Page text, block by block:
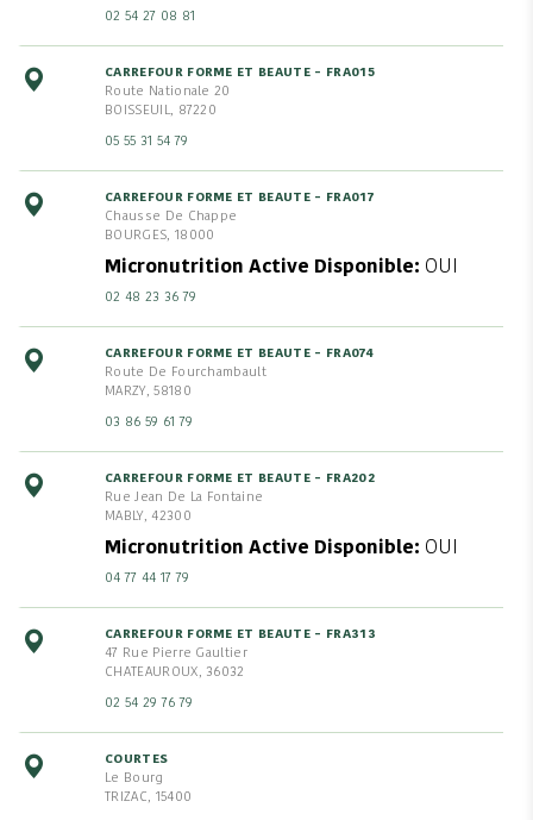
02 54 27 08 81
CARREFOUR FORME ET BEAUTE - FRA015
Route Nationale 20
BOISSEUIL, 87220
05 55 31 54 79
CARREFOUR FORME ET BEAUTE - FRA017
Chausse De Chappe
BOURGES, 18000
Micronutrition Active Disponible OUI
02 48 23 36 79
CARREFOUR FORME ET BEAUTE - FRA074
Route De Fourchambault
MARZY, 58180
03 86 59 61 79
CARREFOUR FORME ET BEAUTE - FRA202
Rue Jean De La Fontaine
MABLY, 42300
Micronutrition Active Disponible OUI
04 77 44 17 79
CARREFOUR FORME ET BEAUTE - FRA313
47 Rue Pierre Gaultier
CHATEAUROUX, 36032
02 54 29 76 79
COURTES
Le Bourg
TRIZAC, 15400